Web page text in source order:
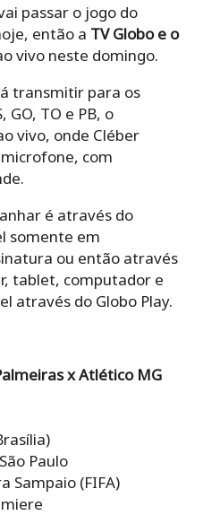
passar o jogo do
então a TV Globo e o
vivo neste domingo.
transmitir para os
GO, TO e PB, o
vivo, onde Cléber
com
é através do
somente em
ou então através
tablet, computador e
através do Globo Play.
x Atlético MG
Paulo
Sampaio (FIFA)